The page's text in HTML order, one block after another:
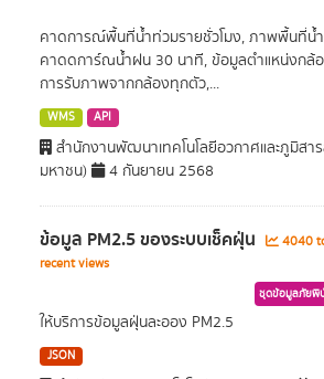
คาดการณ์พื้นที่น้ำท่วมรายชั่วโมง, ภาพพื้นที่น้
คาดดการ์ณน้ำฝน 30 นาที, ข้อมูลตำแหน่งกล้
การรับภาพจากกล้องทุกตัว,...
WMS API
สำนักงานพัฒนาเทคโนโลยีอวกาศและภูมิสา
มหาชน)
4 กันยายน 2568
ข้อมูล PM2.5 ของระบบเช็คฝุ่น 4040
recent views
ชุดข้อมูลภัยพิ
ให้บริการข้อมูลฝุ่นละออง PM2.5
JSON